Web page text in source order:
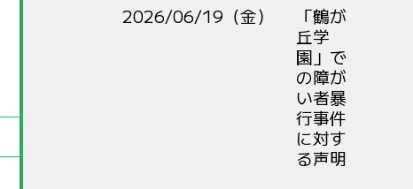
2026/06/19（金）
「鶴が
丘学
園」で
の障が
い者暴
行事件
に対す
る声明